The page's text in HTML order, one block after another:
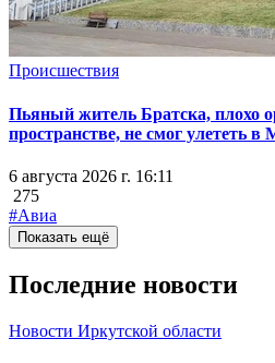
Происшествия
Пьяный житель Братска, плохо
пространстве, не смог улететь в
6 августа 2026 г. 16:11
275
#Авиа
Показать ещё
Последние новости
Новости Иркутской области